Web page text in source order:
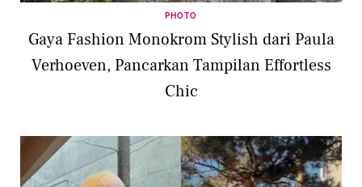
PHOTO
Gaya Fashion Monokrom Stylish dari Paula
Verhoeven, Pancarkan Tampilan Effortless
Chic